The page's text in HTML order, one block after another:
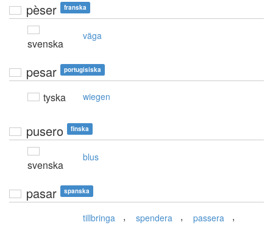
pèser franska
svenska
väga
pesar portugisiska
tyska wiegen
pusero finska
svenska
blus
pasar spanska
tillbringa , spendera , passera ,